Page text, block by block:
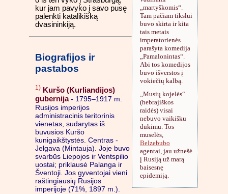
„martyškomis“.
Tam pačiam tikslui
buvo skirta ir kita
tais metais
imperatorienės
parašyta komedija
„Pamalonintas“.
Abi tos komedijos
buvo išverstos į
vokiečių kalbą.
„Musių kojelės“
(hebrajiškos
raidės) visai
nebuvo vaikišku
dūkimu. Tos
muselės,
Belzebubo
agentai, jau užnešė
į Rusiją už marą
baisesnę
epidemiją.
kur jam pavyko į savo pusę
palenkti katalikišką
dvasininkiją.
Biografijos ir
pastabos
1) Kuršo (Kurliandijos)
gubernija- 1795–1917 m.
Rusijos imperijos
administracinis teritorinis
vienetas, sudarytas iš
buvusios Kuršo
kunigaikštystės. Centras -
Jelgava (Mintauja). Joje buvo
svarbūs Liepojos ir Ventspilio
uostai; priklausė Palanga ir
Šventoji. Jos gyventojai vieni
raštingiausių Rusijos
imperijoje (71%, 1897 m.).